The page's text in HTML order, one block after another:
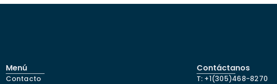
Menú
Contacto
Contáctanos
T: +1(305)468-8270